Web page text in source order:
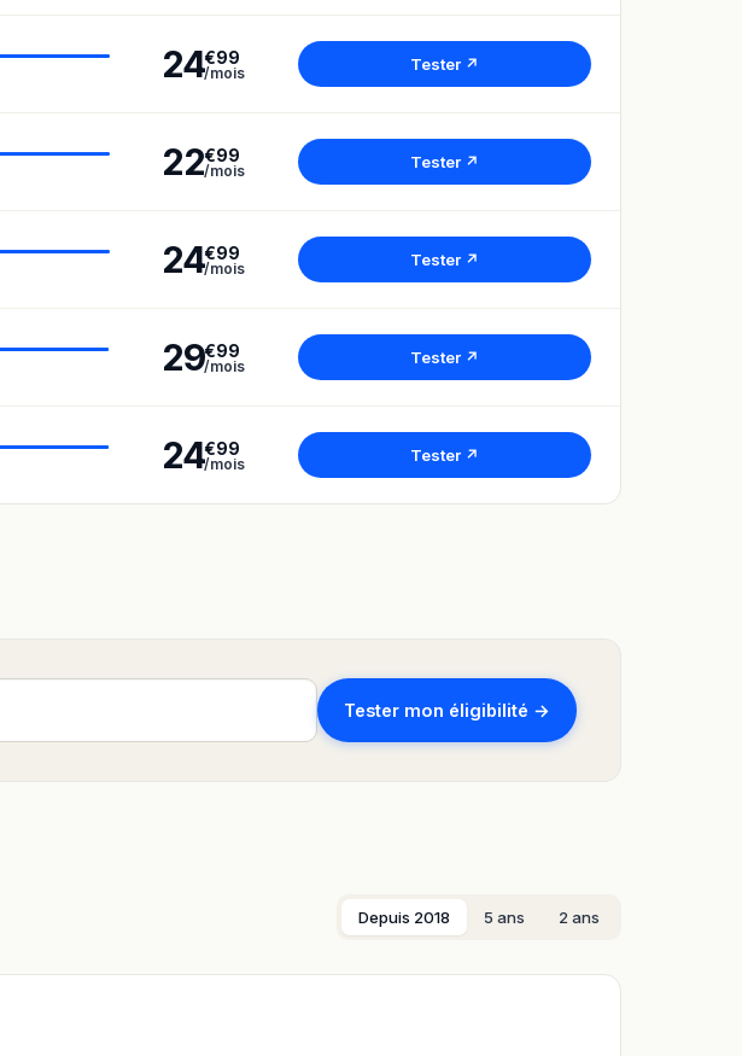
24€99
/mois Tester ↗
22€99
/mois Tester ↗
24€99
/mois Tester ↗
29€99
/mois Tester ↗
24€99
/mois Tester ↗
Tester mon éligibilité →
Depuis 2018 5 ans 2 ans